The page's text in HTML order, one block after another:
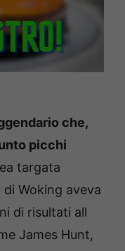
che,
picchi
targata
Woking aveva
di risultati all
James Hunt,